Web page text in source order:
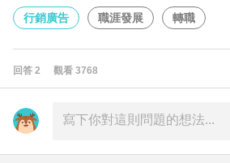
行銷廣告 職涯發展 轉職
回答 2 觀看 3768